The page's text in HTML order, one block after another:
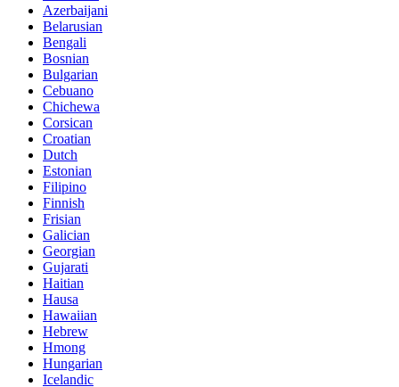
Azerbaijani
Belarusian
Bengali
Bosnian
Bulgarian
Cebuano
Chichewa
Corsican
Croatian
Dutch
Estonian
Filipino
Finnish
Frisian
Galician
Georgian
Gujarati
Haitian
Hausa
Hawaiian
Hebrew
Hmong
Hungarian
Icelandic